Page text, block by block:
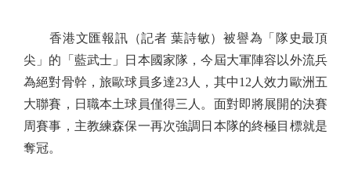
香港文匯報訊（記者 葉詩敏）被譽為「隊史最頂
尖」的「藍武士」日本國家隊，今屆大軍陣容以外流兵
為絕對骨幹，旅歐球員多達23人，其中12人效力歐洲五
大聯賽，日職本土球員僅得三人。面對即將展開的決賽
周賽事，主教練森保一再次強調日本隊的終極目標就是
奪冠。